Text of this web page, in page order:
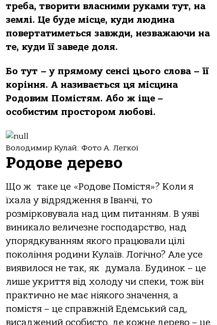
треба, творити власними руками тут, на
землі. Це буде місце, куди людина
повертатиметься завжди, незважаючи на
те, куди її заведе доля.
Бо тут – у прямому сенсі цього слова – її
коріння. А називається ця місцина
Родовим Помістям. Або ж іще –
особистим простором любові.
Володимир Кулай. Фото А. Легкої
Родове дерево
Що ж таке це «Родове Помістя»? Коли я
їхала у відрядження в Іванчі, то
розмірковувала над цим питанням. В уяві
виникало величезне господарство, над
упорядкуванням якого працювали цілі
покоління родини Кулаїв. Логічно? Але усе
виявилося не так, як думала. Будинок – це
лише укриття від холоду чи спеки, тож він
практично не має ніякого значення, а
помістя – це справжній Едемський сад,
висаджений особисто, де кожне дерево – це